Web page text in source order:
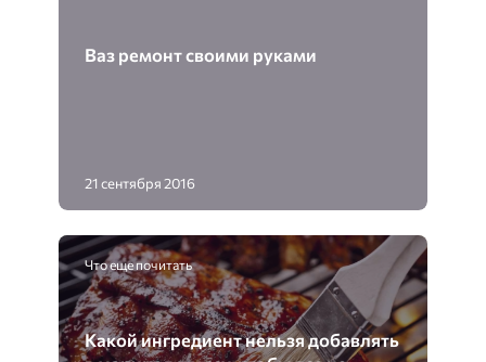
Ваз ремонт своими руками
21 сентября 2016
Что еще почитать
Какой ингредиент нельзя добавлять